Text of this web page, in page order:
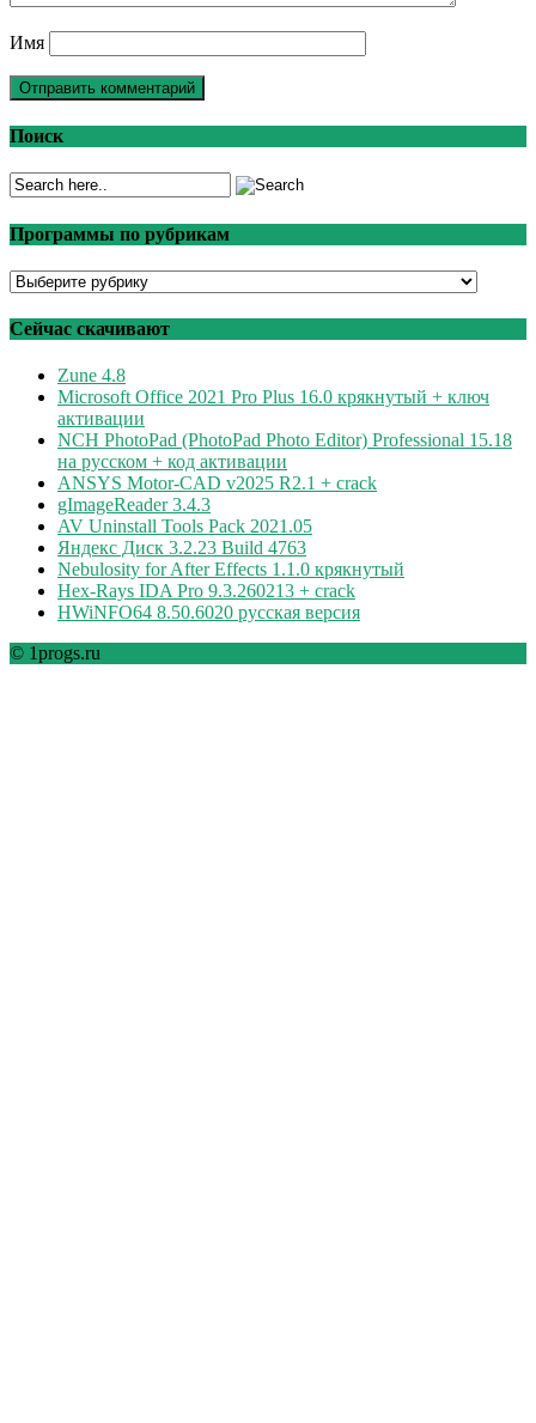
Имя
Поиск
Программы по рубрикам
Программы
рубрикам
Сейчас скачивают
Zune 4.8
Microsoft Office 2021 Pro Plus 16.0 крякнутый + ключ
активации
NCH PhotoPad (PhotoPad Photo Editor) Professional 15.18
на русском + код активации
ANSYS Motor-CAD v2025 R2.1 + crack
gImageReader 3.4.3
AV Uninstall Tools Pack 2021.05
Яндекс Диск 3.2.23 Build 4763
Nebulosity for After Effects 1.1.0 крякнутый
Hex-Rays IDA Pro 9.3.260213 + crack
HWiNFO64 8.50.6020 русская версия
© 1progs.ru